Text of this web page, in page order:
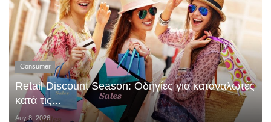
Consumer
Retail Discount Season: Οδηγίες για καταναλωτές
κατά τις...
Αυγ 8, 2026